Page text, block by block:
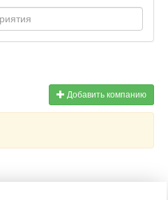
Добавить компанию